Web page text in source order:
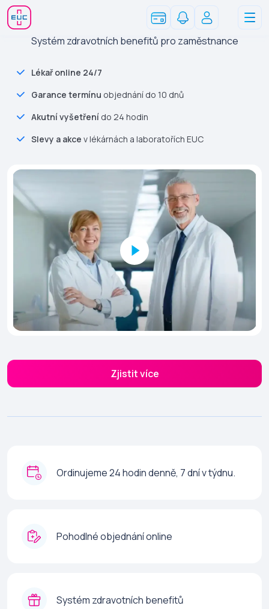
Systém zdravotních benefitů pro zaměstnance
Lékař online 24/7
Garance termínu objednání do 10 dnů
Akutní vyšetření do 24 hodin
Slevy a akce v lékárnách a laboratořích EUC
Zjistit více
Ordinujeme 24 hodin denně, 7 dní v týdnu.
Pohodlné objednání online
Systém zdravotních benefitů